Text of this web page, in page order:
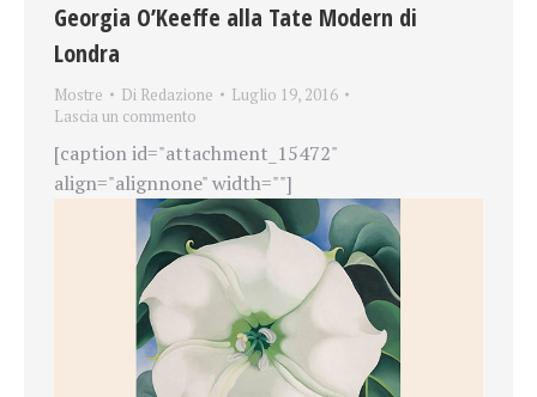
Georgia O’Keeffe alla Tate Modern di
Londra
Mostre Di Redazione
Luglio 19, 2016
Lascia un commento
[caption id="attachment_15472"
align="alignnone" width=""]